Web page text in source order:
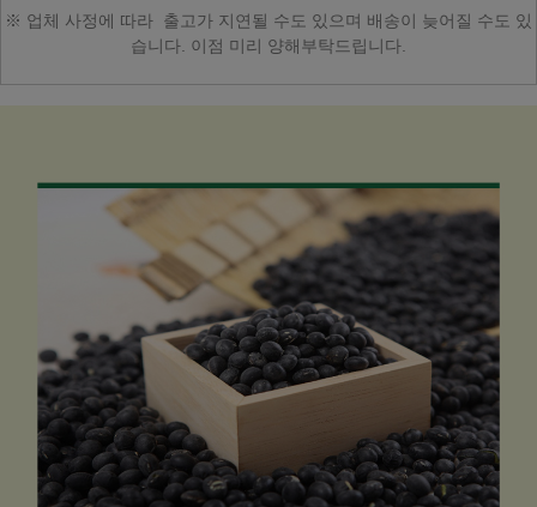
※ 업체 사정에 따라 출고가 지연될 수도 있으며 배송이 늦어질 수도 있
습니다. 이점 미리 양해부탁드립니다.